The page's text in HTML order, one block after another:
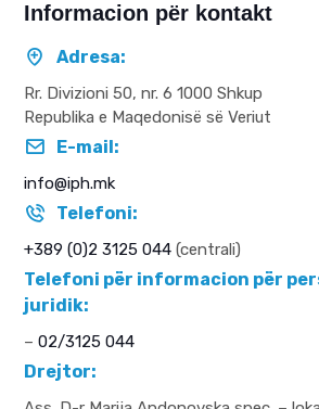
Informacion për kontakt
Adresa:
Rr. Divizioni 50, nr. 6 1000 Shkup
Republika e Maqedonisë së Veriut
E-mail:
info@iph.mk
Telefoni:
+389 (0)2 3125 044 (centrali)
Telefoni për informacion për
juridik:
– 02/3125 044
Drejtor: